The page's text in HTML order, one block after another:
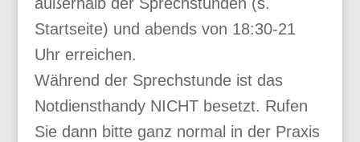
Startseite) und abends von 18:30-21
Uhr erreichen.
Während der Sprechstunde ist das
Notdiensthandy NICHT besetzt. Rufen
Sie dann bitte ganz normal in der Praxis